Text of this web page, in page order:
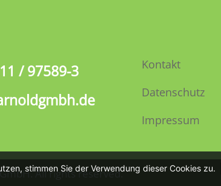
/ 97589-3
Kontakt
Datenschutz
Impressum
All rights reserved.
stimmen Sie der Verwendung dieser Cookies zu.